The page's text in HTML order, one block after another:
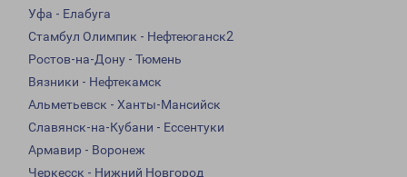
Уфа - Елабуга
Стамбул Олимпик - Нефтеюганск2
Ростов-на-Дону - Тюмень
Вязники - Нефтекамск
Альметьевск - Ханты-Мансийск
Славянск-на-Кубани - Ессентуки
Армавир - Воронеж
Черкесск - Нижний Новгород